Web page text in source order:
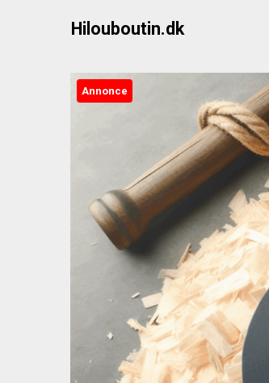
Hilouboutin.dk
Annonce